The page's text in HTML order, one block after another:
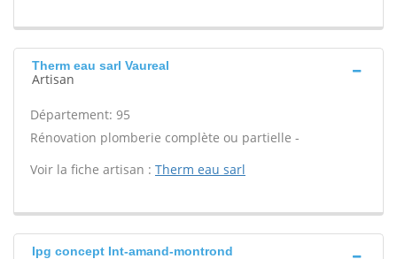
Therm eau sarl Vaureal
Artisan
Département: 95
Rénovation plomberie complète ou partielle -
Voir la fiche artisan : Therm eau sarl
Ipg concept Int-amand-montrond